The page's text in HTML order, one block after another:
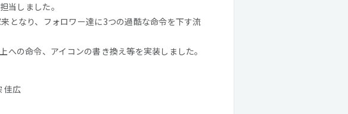
しました。
となり、フォロワー達に3つの過酷な命令を下す流
の命令、アイコンの書き換え等を実装しました。
佳広